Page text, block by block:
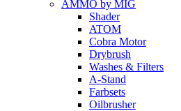
AMMO by MIG
Shader
ATOM
Cobra Motor
Drybrush
Washes & Filters
A-Stand
Farbsets
Oilbrusher